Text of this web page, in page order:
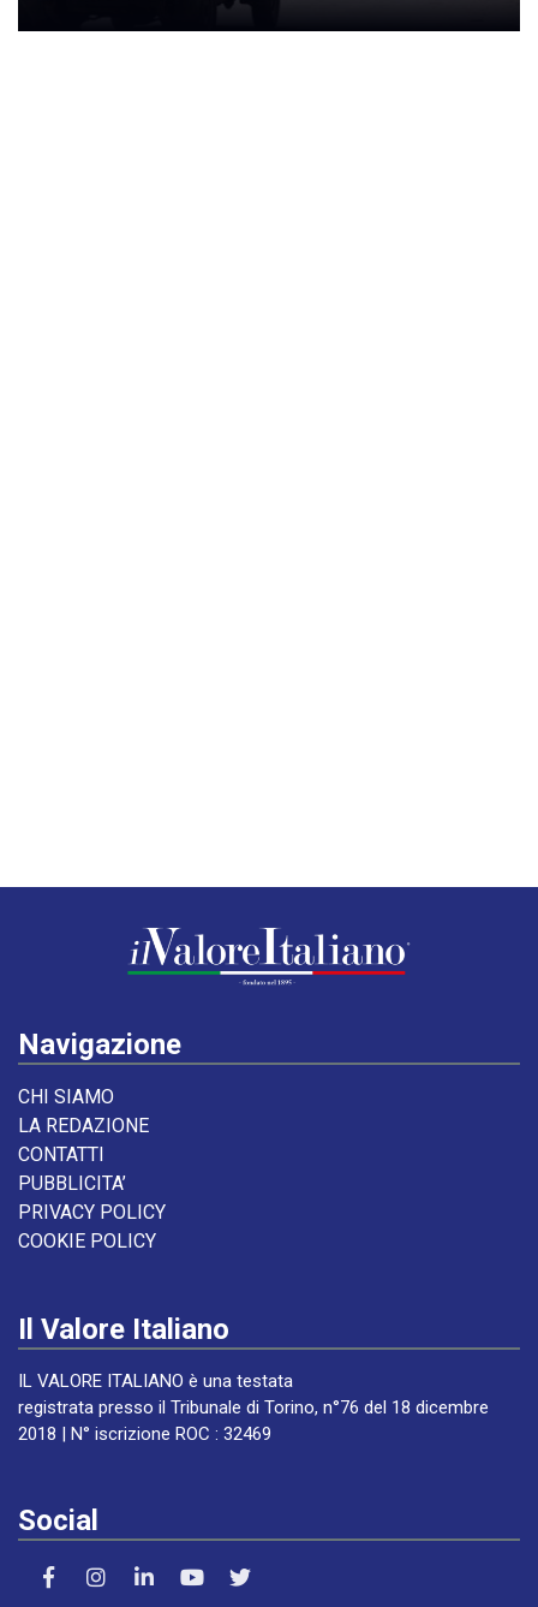
Navigazione
CHI SIAMO
LA REDAZIONE
CONTATTI
PUBBLICITA’
PRIVACY POLICY
COOKIE POLICY
Il Valore Italiano
IL VALORE ITALIANO è una testata
registrata presso il Tribunale di Torino, n°76 del 18 dicembre
2018 | N° iscrizione ROC : 32469
Social